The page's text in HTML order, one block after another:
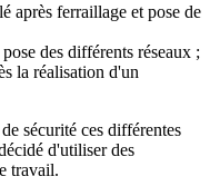
après ferraillage et pose de
des différents réseaux ;
la réalisation d'un
sécurité ces différentes
d'utiliser des
travail.